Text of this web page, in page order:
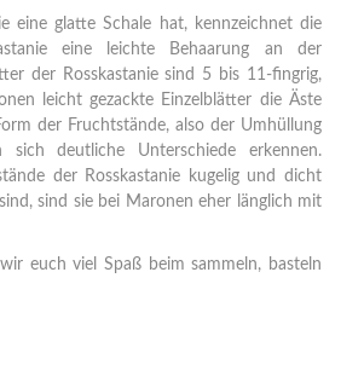
eine glatte Schale hat, kennzeichnet die
eine leichte Behaarung an der
der Rosskastanie sind 5 bis 11-fingrig,
leicht gezackte Einzelblätter die Äste
der Fruchtstände, also der Umhüllung
sich deutliche Unterschiede erkennen.
der Rosskastanie kugelig und dicht
sind sie bei Maronen eher länglich mit
euch viel Spaß beim sammeln, basteln